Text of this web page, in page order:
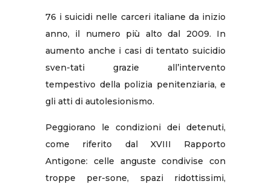
76 i suicidi nelle carceri italiane da inizio
anno, il numero più alto dal 2009. In
aumento anche i casi di tentato suicidio
sven-tati grazie all’intervento
tempestivo della polizia penitenziaria, e
gli atti di autolesionismo.
Peggiorano le condizioni dei detenuti,
come riferito dal XVIII Rapporto
Antigone: celle anguste condivise con
troppe per-sone, spazi ridottissimi,